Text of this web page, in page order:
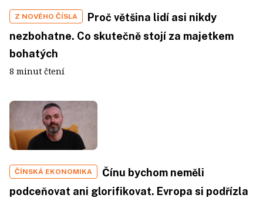
Z NOVÉHO ČÍSLA
Proč většina lidí asi nikdy
nezbohatne. Co skutečně stojí za majetkem
bohatých
8 minut čtení
ČÍNSKÁ EKONOMIKA
Čínu bychom neměli
podceňovat ani glorifikovat. Evropa si podřízla